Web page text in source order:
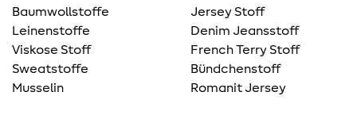
Baumwollstoffe
Leinenstoffe
Viskose Stoff
Sweatstoffe
Musselin
Jersey Stoff
Denim Jeansstoff
French Terry Stoff
Bündchenstoff
Romanit Jersey